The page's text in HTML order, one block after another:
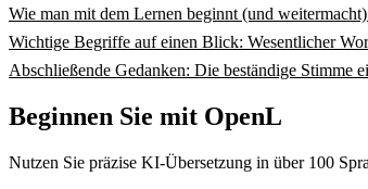
Wie man mit dem Lernen beginnt (und
Wichtige Begriffe auf einen Blick: Wesentlicher
Abschließende Gedanken: Die beständige Stimme
Beginnen Sie mit OpenL
Nutzen Sie präzise KI-Übersetzung in über 100